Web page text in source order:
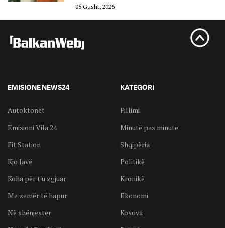
05 Gusht, 2026
EMISIONE NEWS24
Autoktonët
Emisioni Vila 24
Fit Station
Kjo Javë
Koha për t'u zgjuar
Me zemër të hapur
Në shënjester
KATEGORI
Fillimi
Minutë pas minute
Shqipëria
Politikë
Kronikë
Ekonomi
Kosova